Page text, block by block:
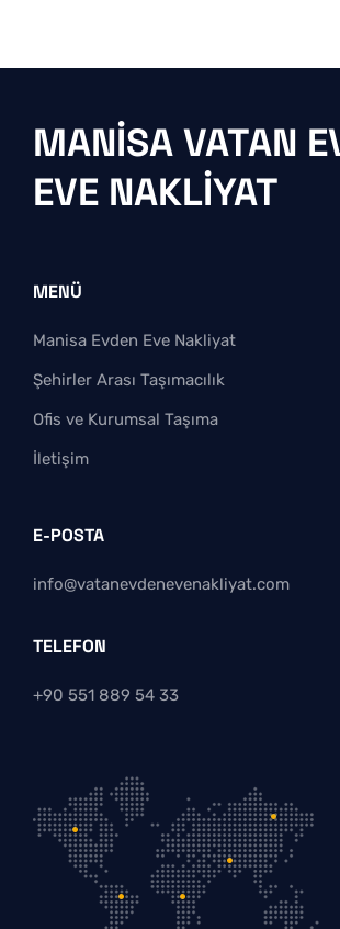
MANISA VATAN
EVE NAKLIYAT
MENÜ
Manisa Evden Eve Nakliyat
Şehirler Arası Taşımacılık
Ofis ve Kurumsal Taşıma
İletişim
E-POSTA
info@vatanevdenevenakliyat.com
TELEFON
+90 551 889 54 33